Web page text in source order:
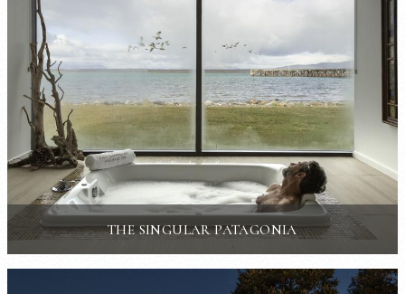
THE SINGULAR PATAGONIA